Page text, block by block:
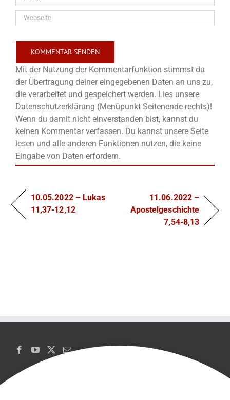
Mit der Nutzung der Kommentarfunktion stimmst du
der Übertragung deiner eingegebenen Daten an uns zu,
die verarbeitet und gespeichert werden. Lies unsere
Datenschutzerklärung (Menüpunkt Seitenende rechts)!
Wenn du damit nicht einverstanden bist, kannst du
keinen Kommentar verfassen. Du kannst unsere Seite
lesen und alle anderen Funktionen nutzen, die keine
Eingabe von Daten erfordern.
10.05.2022 – Lukas
11,37-12,12
11.06.2022 –
Apostelgeschichte
7,54-8,13